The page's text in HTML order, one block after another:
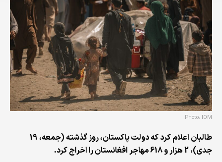
Photo: IOM
طالبان اعلام کرد که دولت پاکستان، روز گذشته (جمعه، 19
جدی)، 2 هزار و 618 مهاجر افغانستان را اخراج کرد.